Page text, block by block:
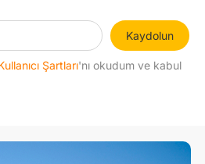
Kaydolun
Şartları'nı okudum ve kabul